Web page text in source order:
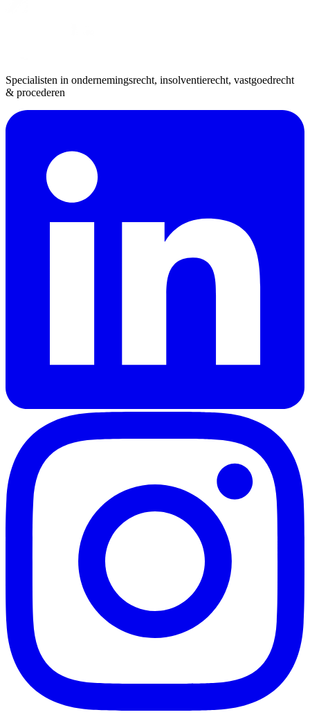
Specialisten in ondernemingsrecht, insolventierecht, vastgoedrecht
& procederen